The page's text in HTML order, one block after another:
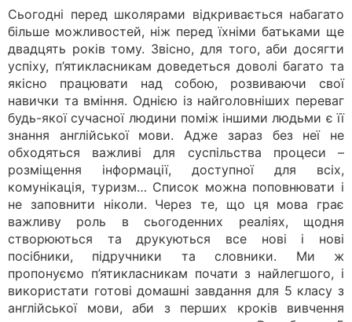
Сьогодні перед школярами відкривається набагато
більше можливостей, ніж перед їхніми батьками ще
двадцять років тому. Звісно, для того, аби досягти
успіху, п’ятикласникам доведеться доволі багато та
якісно працювати над собою, розвиваючи свої
навички та вміння. Однією із найголовніших переваг
будь-якої сучасної людини поміж іншими людьми є її
знання англійської мови. Адже зараз без неї не
обходяться важливі для суспільства процеси –
розміщення інформації, доступної для всіх,
комунікація, туризм… Список можна поповнювати і
не заповнити ніколи. Через те, що ця мова грає
важливу роль в сьогоденних реаліях, щодня
створюються та друкуються все нові і нові
посібники, підручники та словники. Ми ж
пропонуємо п’ятикласникам почати з найлегшого, і
використати готові домашні завдання для 5 класу з
англійської мови, аби з перших кроків вивчення